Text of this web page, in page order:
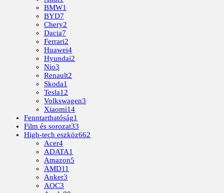
BMW1
BYD7
Chery2
Dacia7
Ferrari2
Huawei4
Hyundai2
Nio3
Renault2
Skoda1
Tesla12
Volkswagen3
Xiaomi14
Fenntarthatóság1
Film és sorozat33
High-tech eszköz662
Acer4
ADATA1
Amazon5
AMD11
Anker3
AOC3